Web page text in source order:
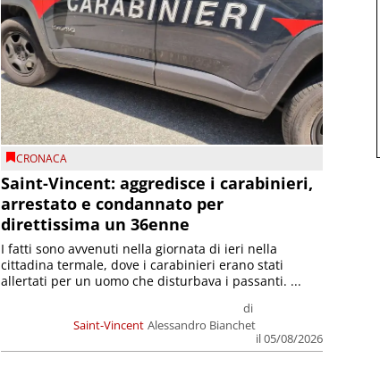
CRONACA
Saint-Vincent: aggredisce i carabinieri,
arrestato e condannato per
direttissima un 36enne
Saint-Vincent
di
Alessandro Bianchet
il 05/08/2026
I fatti sono avvenuti nella giornata di ieri nella
cittadina termale, dove i carabinieri erano stati
allertati per un uomo che disturbava i passanti. ...